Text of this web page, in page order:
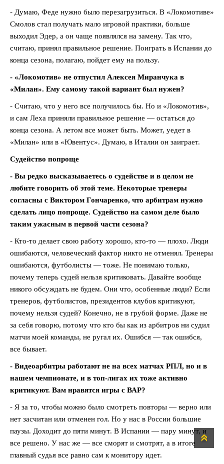
- Думаю, Феде нужно было перезагрузиться. В «Локомотиве»
Смолов стал получать мало игровой практики, больше
выходил Эдер, а он чаще появлялся на замену. Так что,
считаю, принял правильное решение. Поиграть в Испании до
конца сезона, полагаю, пойдет ему на пользу.
- «Локомотив» не отпустил Алексея Миранчука в
«Милан». Ему самому такой вариант был нужен?
- Считаю, что у него все получилось бы. Но и «Локомотив»,
и сам Леха приняли правильное решение — остаться до
конца сезона. А летом все может быть. Может, уедет в
«Милан» или в «Ювентус». Думаю, в Италии он заиграет.
Судейство попроще
- Вы редко высказываетесь о судействе и в целом не
любите говорить об этой теме. Некоторые тренеры
согласны с Виктором Гончаренко, что арбитрам нужно
сделать лицо попроще. Судейство на самом деле было
таким ужасным в первой части сезона?
- Кто-то делает свою работу хорошо, кто-то — плохо. Люди
ошибаются, человеческий фактор никто не отменял. Тренеры
ошибаются, футболисты — тоже. Не понимаю только,
почему теперь судей нельзя критиковать. Давайте вообще
никого обсуждать не будем. Они что, особенные люди? Если
тренеров, футболистов, президентов клубов критикуют,
почему нельзя судей? Конечно, не в грубой форме. Даже не
за себя говорю, потому что кто бы как из арбитров ни судил
матчи моей команды, не ругал их. Ошибся — так ошибся,
все бывает.
- Видеоарбитры работают не на всех матчах РПЛ, но и в
нашем чемпионате, и в топ-лигах их тоже активно
критикуют. Вам нравятся игры с ВАР?
- Я за то, чтобы можно было смотреть повторы — верно или
нет засчитан или отменен гол. Но у нас в России большие
паузы. Доходит до пяти минут. В Испании — пару минут, и
все решено. У нас же — все сморят и смотрят, а в итоге
главный судья все равно сам к монитору идет.